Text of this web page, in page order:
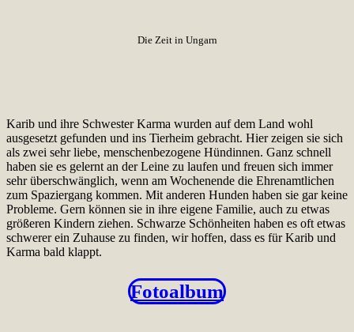
Die Zeit in Ungarn
Karib und ihre Schwester Karma wurden auf dem Land wohl
ausgesetzt gefunden und ins Tierheim gebracht. Hier zeigen sie sich
als zwei sehr liebe, menschenbezogene Hündinnen. Ganz schnell
haben sie es gelernt an der Leine zu laufen und freuen sich immer
sehr überschwänglich, wenn am Wochenende die Ehrenamtlichen
zum Spaziergang kommen. Mit anderen Hunden haben sie gar keine
Probleme. Gern können sie in ihre eigene Familie, auch zu etwas
größeren Kindern ziehen. Schwarze Schönheiten haben es oft etwas
schwerer ein Zuhause zu finden, wir hoffen, dass es für Karib und
Karma bald klappt.
Fotoalbum